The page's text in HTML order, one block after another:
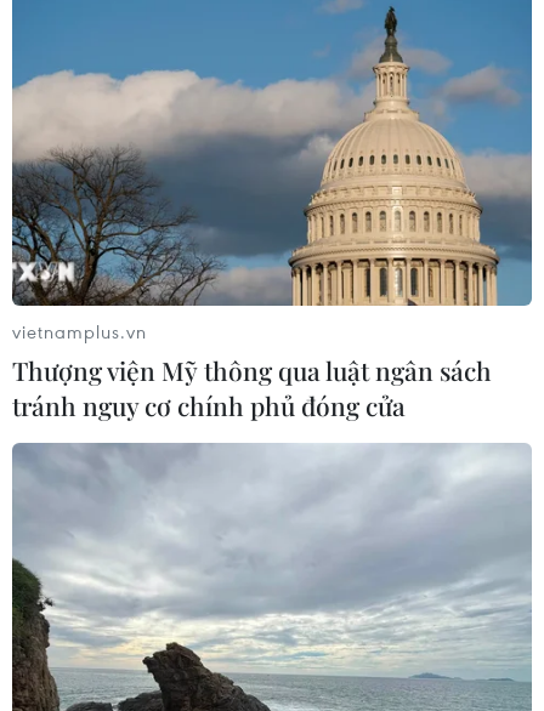
TIN CÙNG CHUYÊN MỤC
Áp thấp nhiệt đới đã suy yếu thành
một vùng áp thấp
08/08/2026 14:19
vietnamplus.vn
Thượng viện Mỹ thông qua luật ngân sách
tránh nguy cơ chính phủ đóng cửa